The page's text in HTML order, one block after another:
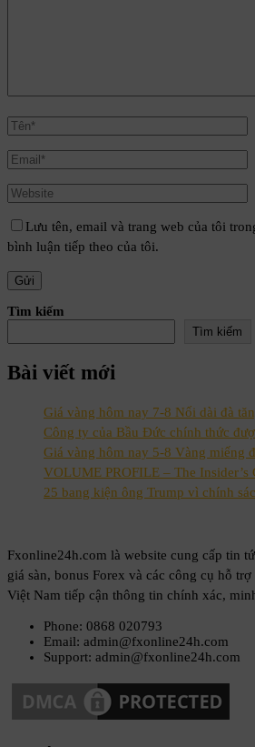
Lưu tên, email và trang web của tôi
bình luận tiếp theo của tôi.
Tìm kiếm
Tìm kiếm
Bài viết mới
Giá vàng hôm nay 7-8 Nối dài đà
Công ty của Bầu Đức chính thức
Giá vàng hôm nay 5-8 Vàng miếng
VOLUME PROFILE – The Insider’s
25 bang kiện ông Trump vì chính
Fxonline24h.com là website cung cấp tin
giá sàn, bonus Forex và các công cụ hỗ
Việt Nam tiếp cận thông tin chính xác,
Phone: 0868 020793
Email: admin@fxonline24h.com
Support: admin@fxonline24h.com